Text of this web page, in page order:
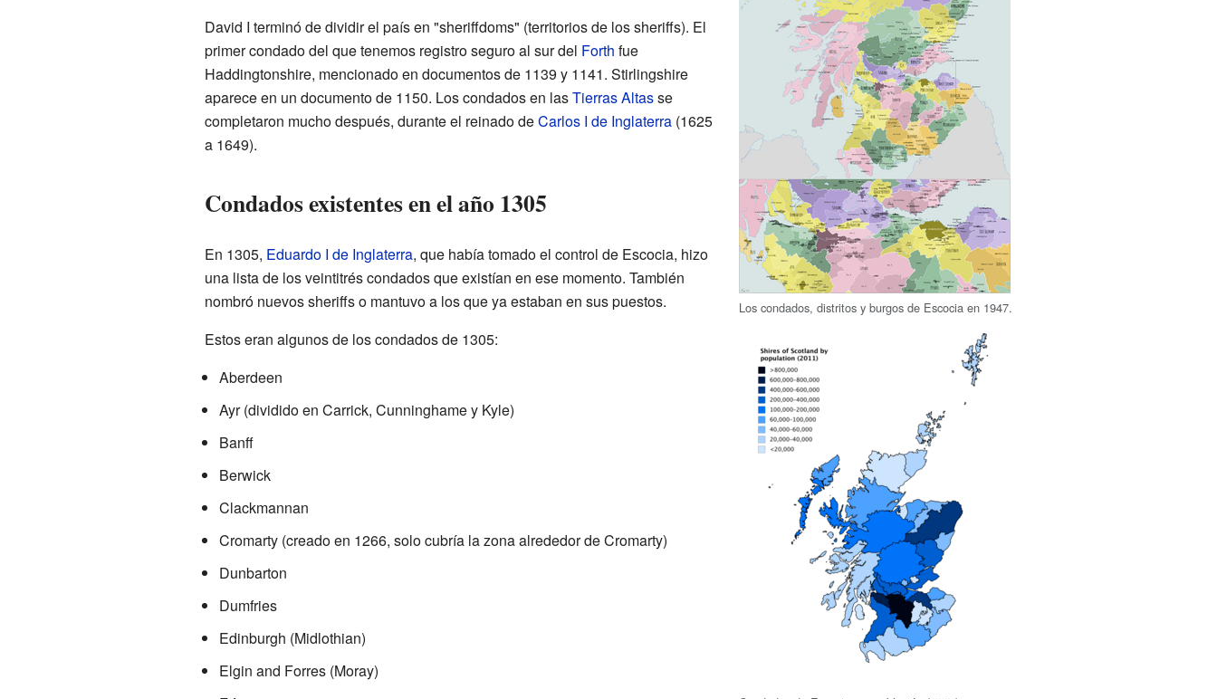
Los condados, distritos y burgos de Escocia en 1947.
David I terminó de dividir el país en "sheriffdoms" (territorios de los sheriffs). El
primer condado del que tenemos registro seguro al sur del Forth fue
Haddingtonshire, mencionado en documentos de 1139 y 1141. Stirlingshire
aparece en un documento de 1150. Los condados en lasTierras Altasse
completaron mucho después, durante el reinado deCarlos I de Inglaterra(1625
a 1649).
Condados existentes en el año 1305
En 1305, Eduardo I de Inglaterra, que había tomado el control de Escocia, hizo
una lista de los veintitrés condados que existían en ese momento. También
nombró nuevos sheriffs o mantuvo a los que ya estaban en sus puestos.
Estos eran algunos de los condados de 1305:
Aberdeen
Ayr (dividido en Carrick, Cunninghame y Kyle)
Banff
Berwick
Clackmannan
Cromarty (creado en 1266, solo cubría la zona alrededor de Cromarty)
Dunbarton
Dumfries
Edinburgh (Midlothian)
Elgin and Forres (Moray)